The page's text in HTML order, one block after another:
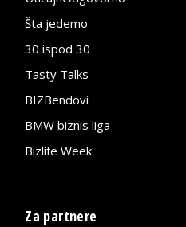
Šta jedemo
30 ispod 30
Tasty Talks
BIZBendovi
BMW biznis liga
Bizlife Week
Za partnere